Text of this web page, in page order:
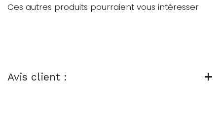
Ces autres produits pourraient vous intéresser
Avis client :